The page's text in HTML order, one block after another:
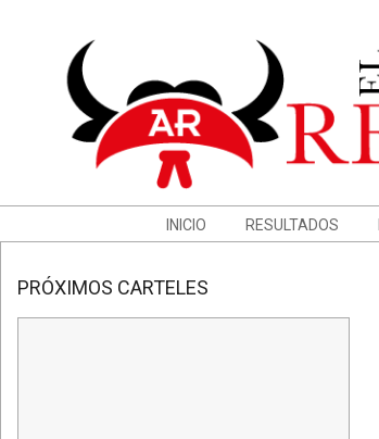
Menu
INICIO RESULTADOS
PRÓXIMOS CARTELES